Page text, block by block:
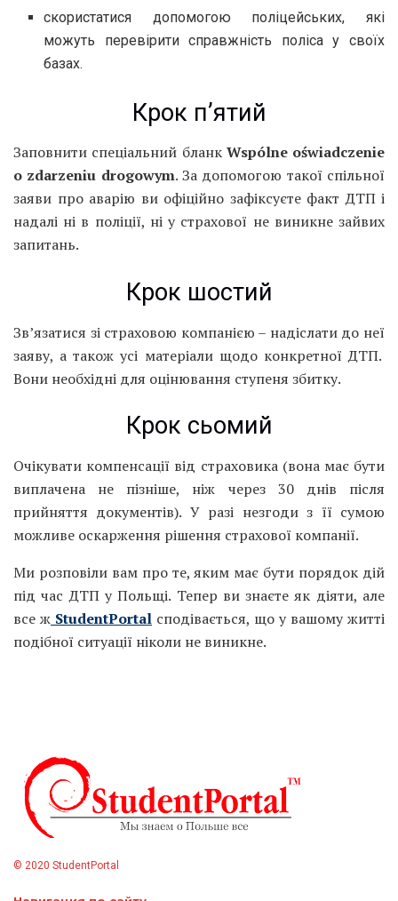
скористатися допомогою поліцейських, які
можуть перевірити справжність поліса у своїх
базах.
Крок п’ятий
Заповнити спеціальний бланк Wspólne oświadczenie
o zdarzeniu drogowym. За допомогою такої спільної
заяви про аварію ви офіційно зафіксуєте факт ДТП і
надалі ні в поліції, ні у страхової не виникне зайвих
запитань.
Крок шостий
Зв’язатися зі страховою компанією – надіслати до неї
заяву, а також усі матеріали щодо конкретної ДТП.
Вони необхідні для оцінювання ступеня збитку.
Крок сьомий
Очікувати компенсації від страховика (вона має бути
виплачена не пізніше, ніж через 30 днів після
прийняття документів). У разі незгоди з її сумою
можливе оскарження рішення страхової компанії.
Ми розповіли вам про те, яким має бути порядок дій
під час ДТП у Польщі. Тепер ви знаєте як діяти, але
все ж StudentPortal сподівається, що у вашому житті
подібної ситуації ніколи не виникне.
© 2020 StudentPortal